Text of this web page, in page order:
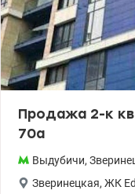
Продажа 2-к
70а
Выдубичи,
Зверинецкая, ЖК